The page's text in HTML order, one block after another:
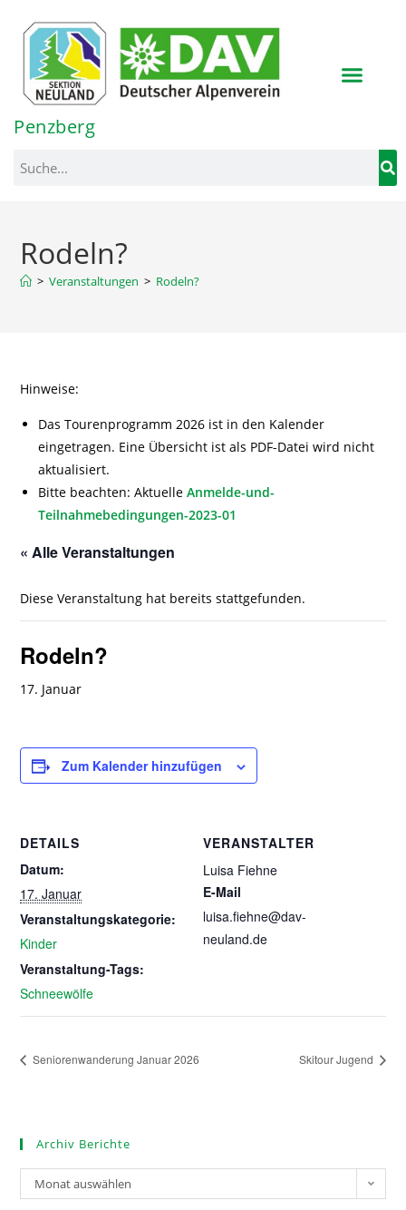
springen
Penzberg
Rodeln?
> Veranstaltungen > Rodeln?
Hinweise:
Das Tourenprogramm 2026 ist in den Kalender
eingetragen. Eine Übersicht ist als PDF-Datei wird nicht
aktualisiert.
Bitte beachten: Aktuelle Anmelde-und-
Teilnahmebedingungen-2023-01
« Alle Veranstaltungen
Diese Veranstaltung hat bereits stattgefunden.
Rodeln?
17. Januar
Zum Kalender hinzufügen
DETAILS
Datum:
17. Januar
Veranstaltungskategorie:
Kinder
Veranstaltung-Tags:
Schneewölfe
VERANSTALTER
Luisa Fiehne
E-Mail
luisa.fiehne@dav-
neuland.de
Seniorenwanderung Januar 2026 Skitour Jugend
Archiv Berichte
Monat auswählen